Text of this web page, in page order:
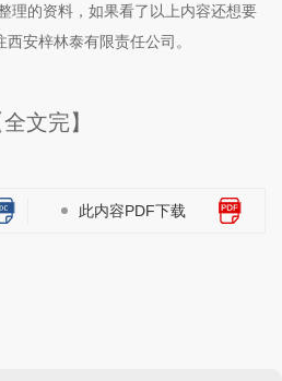
理的资料，如果看了以上内容还想要
安梓林泰有限责任公司。
全文完】
此内容PDF下载